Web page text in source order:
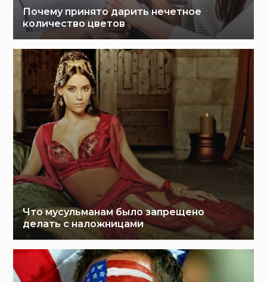
Почему принято дарить нечетное
количество цветов
Что мусульманам было запрещено
делать с наложницами